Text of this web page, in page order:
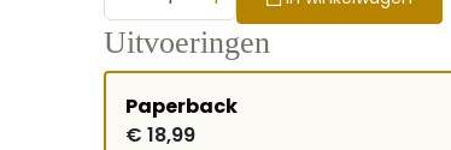
Uitvoeringen
Paperback
€ 18,99